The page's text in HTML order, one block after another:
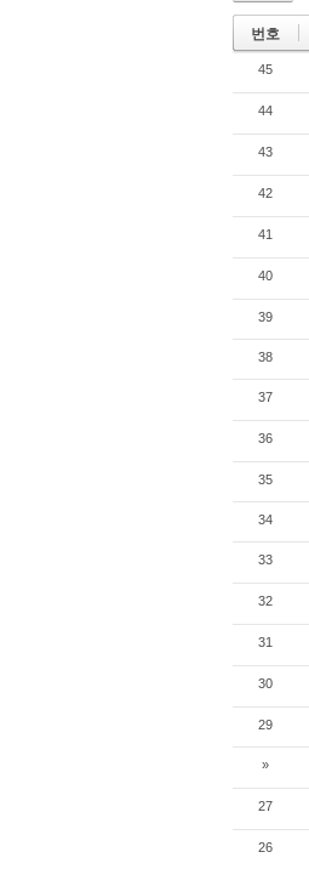
번호
45
44
43
42
41
40
39
38
37
36
35
34
33
32
31
30
29
»
27
26